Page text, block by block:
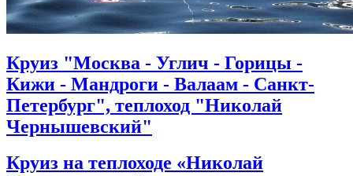
Круиз "Москва - Углич - Горицы -
Кижи - Мандроги - Валаам - Санкт-
Петербург", теплоход "Николай
Чернышевский"
Круиз на теплоходе «Николай